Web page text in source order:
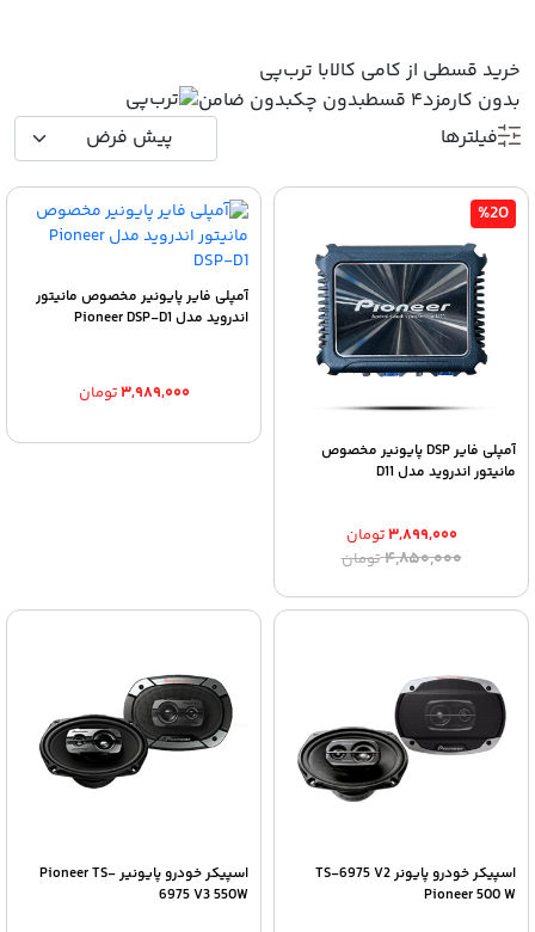
خرید قسطی از کامی کالابا ترب‌پی
بدون کارمزد۴ قسط بدون چکبدون ضامن
فیلترها
%20
آمپلی فایر DSP پایونیر مخصوص
مانیتور اندروید مدل D11
۴,۸۵۰,۰۰۰تومانقیمت
۴,۸۵۰,۰۰۰ تومان
۳,۸۹۹,۰۰۰تومان
قیمت
۳,۸۹۹,۰۰۰ تومان.
آمپلی فایر پایونیر مخصوص مانیتور
اندروید مدل Pioneer DSP-D1
۳,۹۸۹,۰۰۰تومان
اسپیکر خودرو پایونر TS-6975 V2
Pioneer 500 W
اسپیکر خودرو پایونیر Pioneer TS-
6975 V3 550W